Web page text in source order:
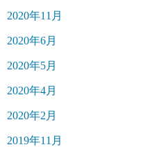
2020年11月
2020年6月
2020年5月
2020年4月
2020年2月
2019年11月